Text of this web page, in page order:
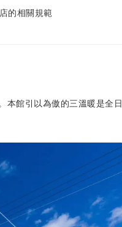
的相關規範
本館引以為傲的三溫暖是全日